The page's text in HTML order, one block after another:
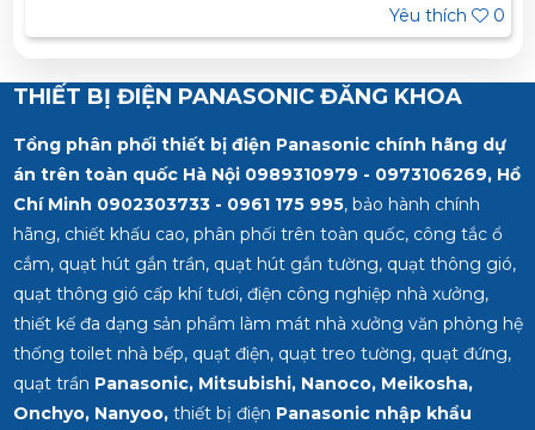
chúng tôi để nhận báo giá tốt nhất cho dự án. Miền
Bắc : 0989 310 979 – 0973 106 269 Miền Nam: 0902
Yêu thích 0
THIẾT BỊ ĐIỆN PANASONIC ĐĂNG KHOA
Tổng phân phối thiết bị điện Panasonic chính hãng dự
án trên toàn quốc Hà Nội 0989310979 - 0973106269, Hồ
Chí Minh 0902303733 - 0961 175 995, bảo hành chính
hãng, chiết khấu cao, phân phối trên toàn quốc, công tắc ổ
cắm, quạt hút gắn trần, quạt hút gắn tường, quạt thông gió,
quạt thông gió cấp khí tươi, điện công nghiệp nhà xưởng,
thiết kế đa dạng sản phẩm làm mát nhà xưởng văn phòng hệ
thống toilet nhà bếp, quạt điện, quạt treo tường, quạt đứng,
quạt trần Panasonic, Mitsubishi, Nanoco, Meikosha,
Onchyo, Nanyoo,thiết bị điện Panasonic nhập khẩu